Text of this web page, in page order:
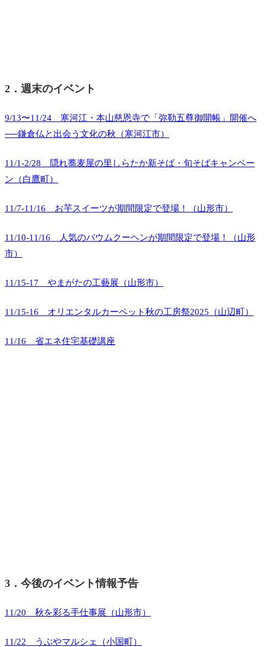
2．週末のイベント
9/13〜11/24 寒河江・本山慈恩寺で「弥勒五尊御開帳」開催へ
──鎌倉仏と出会う文化の秋（寒河江市）
11/1-2/28 隠れ蕎麦屋の里しらたか新そば・旬そばキャンペー
ン（白鷹町）
11/7-11/16 お芋スイーツが期間限定で登場！（山形市）
11/10-11/16 人気のバウムクーヘンが期間限定で登場！（山形
市）
11/15-17 やまがたの工藝展（山形市）
11/15-16 オリエンタルカーペット秋の工房祭2025（山辺町）
11/16 省エネ住宅基礎講座
3．今後のイベント情報予告
11/20 秋を彩る手仕事展（山形市）
11/22 うぶやマルシェ（小国町）